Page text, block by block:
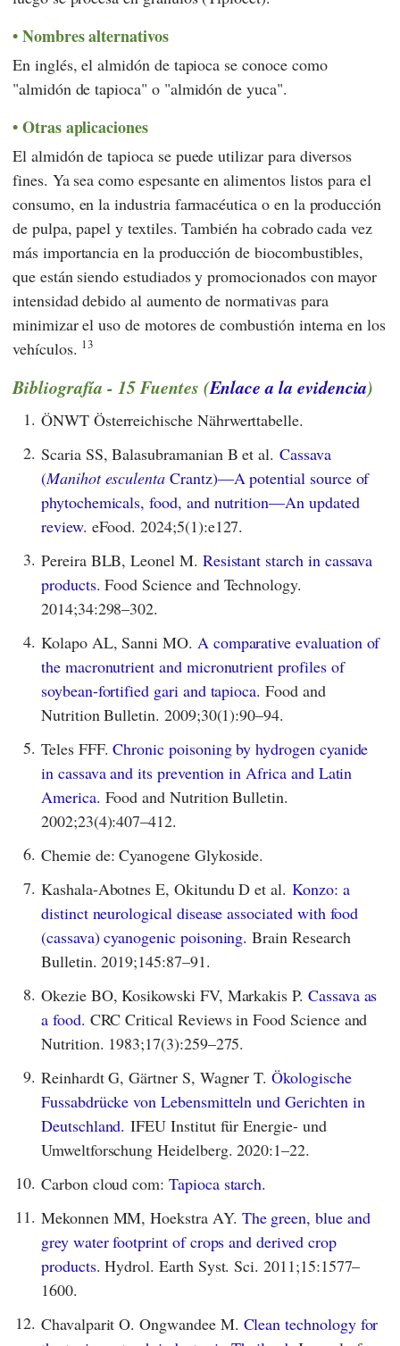
Nombres alternativos
En inglés, el almidón de tapioca se conoce como
"almidón de tapioca" o "almidón de yuca".
Otras aplicaciones
El almidón de tapioca se puede utilizar para diversos
fines. Ya sea como espesante en alimentos listos para el
consumo, en la industria farmacéutica o en la producción
de pulpa, papel y textiles. También ha cobrado cada vez
más importancia en la producción de biocombustibles,
que están siendo estudiados y promocionados con mayor
intensidad debido al aumento de normativas para
minimizar el uso de motores de combustión interna en los
vehículos. 13
Bibliografía - 15 Fuentes (Enlace a la evidencia)
1. ÖNWT Österreichische Nährwerttabelle.
2. Scaria SS, Balasubramanian B et al.Cassava
(Manihot esculenta Crantz)—A potential source of
phytochemicals, food, and nutrition—An updated
review. eFood. 2024;5(1):e127.
3. Pereira BLB, Leonel M. Resistant starch in cassava
products. Food Science and Technology.
2014;34:298–302.
4. Kolapo AL, Sanni MO. A comparative evaluation of
the macronutrient and micronutrient profiles of
soybean-fortified gari and tapioca. Food and
Nutrition Bulletin. 2009;30(1):90–94.
5. Teles FFF.Chronic poisoning by hydrogen cyanide
in cassava and its prevention in Africa and Latin
America. Food and Nutrition Bulletin.
2002;23(4):407–412.
6. Chemie de: Cyanogene Glykoside.
7. Kashala-Abotnes E, Okitundu D et al.Konzo: a
distinct neurological disease associated with food
(cassava) cyanogenic poisoning. Brain Research
Bulletin. 2019;145:87–91.
8. Okezie BO, Kosikowski FV, Markakis P. Cassava as
a food. CRC Critical Reviews in Food Science and
Nutrition. 1983;17(3):259–275.
9. Reinhardt G, Gärtner S, Wagner T.Ökologische
Fussabdrücke von Lebensmitteln und Gerichten in
Deutschland. IFEU Institut für Energie- und
Umweltforschung Heidelberg. 2020:1–22.
10. Carbon cloud com:Tapioca starch.
11. Mekonnen MM, Hoekstra AY. The green, blue and
grey water footprint of crops and derived crop
products. Hydrol. Earth Syst. Sci. 2011;15:1577–
1600.
12. Chavalparit O. Ongwandee M. Clean technology for